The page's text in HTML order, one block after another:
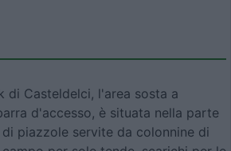
di Casteldelci, l'area sosta a
d'accesso, è situata nella parte
piazzole servite da colonnine di